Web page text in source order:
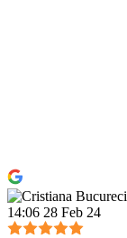
14:06 28 Feb 24